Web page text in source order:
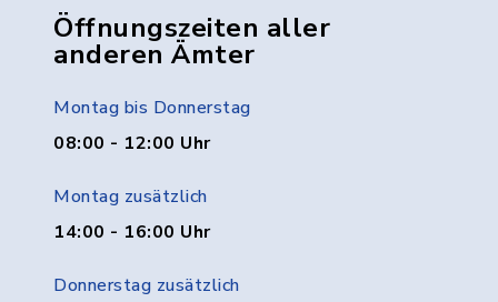
Öffnungszeiten aller
anderen Ämter
Montag bis Donnerstag
08:00 - 12:00 Uhr
Montag zusätzlich
14:00 - 16:00 Uhr
Donnerstag zusätzlich